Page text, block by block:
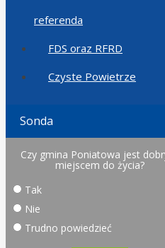
referenda
FDS oraz RFRD
Czyste Powietrze
Sonda
Czy gmina Poniatowa jest
miejscem do życia?
Tak
Nie
Trudno powiedzieć